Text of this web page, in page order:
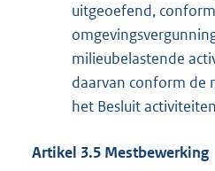
uitgeoefend,
milieubelastende
daarvan conform de
het Besluit
Artikel 3.5 Mestbewerking